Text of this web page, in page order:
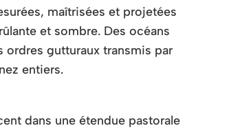
maîtrisées et projetées
et sombre. Des océans
gutturaux transmis par
entiers.
dans une étendue pastorale